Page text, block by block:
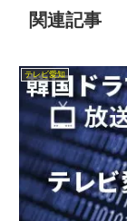
関連記事
テレビ愛知